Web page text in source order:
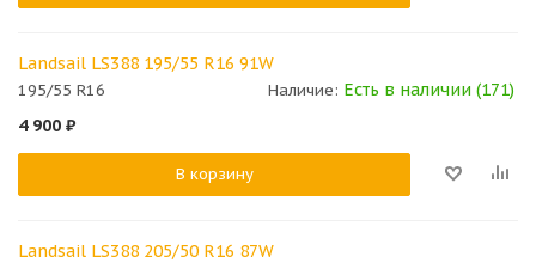
Landsail LS388 195/55 R16 91W
195/55 R16 Наличие: Есть в наличии (171)
4 900 ₽
В корзину
Landsail LS388 205/50 R16 87W